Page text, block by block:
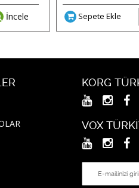
İncele Sepete Ekle
KORG
VOX